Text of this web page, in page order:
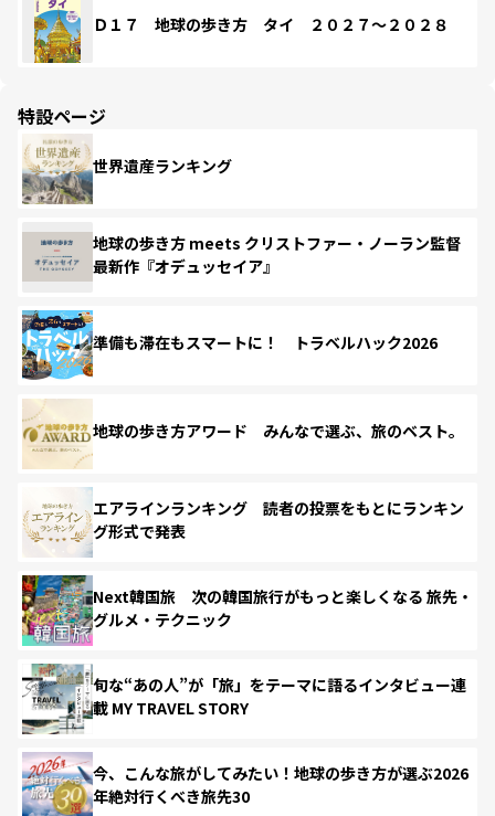
Ｄ１７ 地球の歩き方 タイ ２０２７～２０２８
特設ページ
世界遺産ランキング
地球の歩き方 meets クリストファー・ノーラン監督
最新作『オデュッセイア』
準備も滞在もスマートに！ トラベルハック2026
地球の歩き方アワード みんなで選ぶ、旅のベスト。
エアラインランキング 読者の投票をもとにランキン
グ形式で発表
Next韓国旅 次の韓国旅行がもっと楽しくなる 旅先・
グルメ・テクニック
旬な“あの人”が「旅」をテーマに語るインタビュー連
載 MY TRAVEL STORY
今、こんな旅がしてみたい！地球の歩き方が選ぶ2026
年絶対行くべき旅先30